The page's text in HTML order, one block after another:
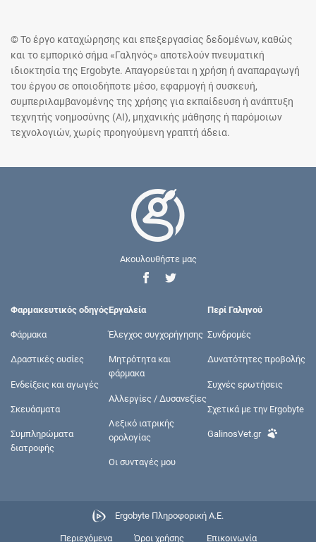
© Το έργο καταχώρησης και επεξεργασίας δεδομένων, καθώς
και το εμπορικό σήμα «Γαληνός» αποτελούν πνευματική
ιδιοκτησία της Ergobyte. Απαγορεύεται η χρήση ή αναπαραγωγή
του έργου σε οποιοδήποτε μέσο, εφαρμογή ή συσκευή,
συμπεριλαμβανομένης της χρήσης για εκπαίδευση ή ανάπτυξη
τεχνητής νοημοσύνης (AI), μηχανικής μάθησης ή παρόμοιων
τεχνολογιών, χωρίς προηγούμενη γραπτή άδεια.
Ακουλουθήστε μας
Φαρμακευτικός οδηγός
Φάρμακα
Δραστικές ουσίες
Ενδείξεις και αγωγές
Σκευάσματα
Συμπληρώματα
διατροφής
Εργαλεία
Έλεγχος συγχορήγησης
Μητρότητα και
φάρμακα
Αλλεργίες / Δυσανεξίες
Λεξικό ιατρικής
ορολογίας
Οι συνταγές μου
Περί Γαληνού
Συνδρομές
Δυνατότητες προβολής
Συχνές ερωτήσεις
Σχετικά με την Ergobyte
GalinosVet.gr
Ergobyte Πληροφορική Α.Ε.
Περιεχόμενα Όροι χρήσης Επικοινωνία